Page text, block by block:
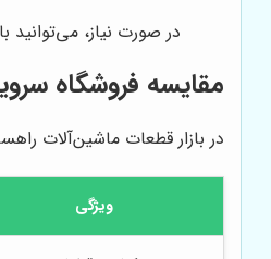
در صورت نیاز، می‌توانید
مقایسه فروشگاه
در بازار قطعات ماشین‌آلات
ویژگی